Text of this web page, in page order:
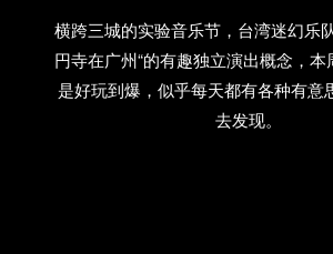
横跨三城的实验音乐节，台湾迷幻乐
円寺在广州“的有趣独立演出概念，
是好玩到爆，似乎每天都有各种有意
去发现。